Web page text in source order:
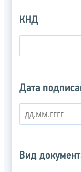
КНД
Дата
Вид